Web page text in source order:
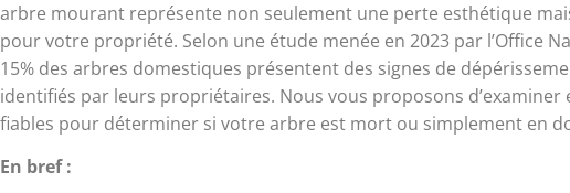
arbre mourant représente non seulement une perte esthétique
pour votre propriété. Selon une étude menée en 2023 par l’Office
15% des arbres domestiques présentent des signes de
identifiés par leurs propriétaires. Nous vous proposons d’examiner
fiables pour déterminer si votre arbre est mort ou simplement en
En bref :